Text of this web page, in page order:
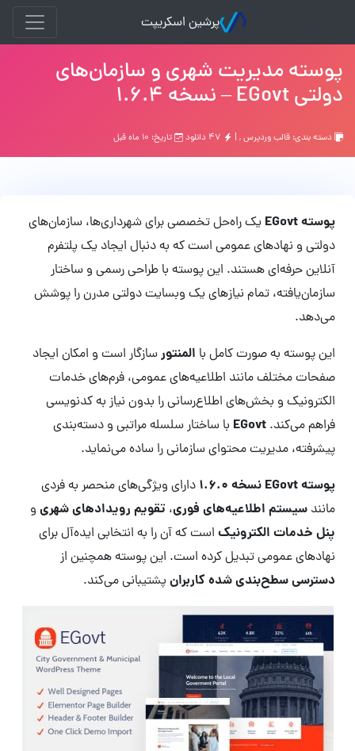
پرشین اسکریپت
پوسته مدیریت شهری و سازمان‌های
دولتی EGovt – نسخه 1.6.4
دسته بندی: قالب وردپرس, | تاریخ: ۱۰ ماه قبل
پوسته EGovt
یک راه‌حل تخصصی برای شهرداری‌ها، سازمان‌های
دولتی و نهادهای عمومی است که به دنبال ایجاد یک پلتفرم
آنلاین حرفه‌ای هستند. این پوسته با طراحی رسمی و ساختار
سازمان‌یافته، تمام نیازهای یک وبسایت دولتی مدرن را پوشش
می‌دهد.
این پوسته به صورت کامل با المنتورسازگار است و امکان ایجاد
صفحات مختلف مانند اطلاعیه‌های عمومی، فرم‌های خدمات
الکترونیک و بخش‌های اطلاع‌رسانی را بدون نیاز به کدنویسی
فراهم می‌کند. EGovt با ساختار سلسله مراتبی و دسته‌بندی
پیشرفته، مدیریت محتوای سازمانی را ساده می‌نماید.
پوسته EGovt نسخه 1.6.0
دارای ویژگی‌های منحصر به فردی
مانند سیستم اطلاعیه‌های فوری، تقویم رویدادهای شهری و
پنل خدمات الکترونیک است که آن را به انتخابی ایده‌آل برای
نهادهای عمومی تبدیل کرده است. این پوسته همچنین از
دسترسی سطح‌بندی شده کاربرانپشتیبانی می‌کند.